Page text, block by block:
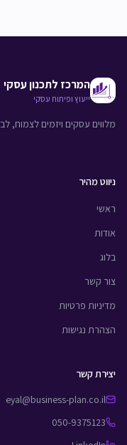
המרכז לתכנון עסקי
ייעוץ ופיתוח עסקי
מלווים עסקים ויזמים לצמוח,
ניווט מהיר
ראשי
אודות
בלוג
צור קשר
מדיניות פרטיות
הצהרת נגישות
יצירת קשר
eyal@business-plan.co.il
050-9375123